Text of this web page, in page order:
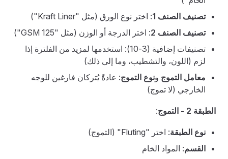
تصنيف الصنف 1
: اختر نوع الورق (مثل "Kraft Liner")
تصنيف الصنف 2
: اختر الدرجة أو الوزن (مثل "125 GSM")
تصنيفات إضافية (3-10): استخدمها لمزيد من الفلترة إذا
لزم (اللون، والتشطيب، وما إلى ذلك)
معامل التموج ونوع التموج: عادةً يُتركان فارغين للوجه
الخارجي (لا تموج)
الطبقة 2 - التموج :
نوع الطبقة: اختر "Fluting" (التموج)
القسم: المواد الخام